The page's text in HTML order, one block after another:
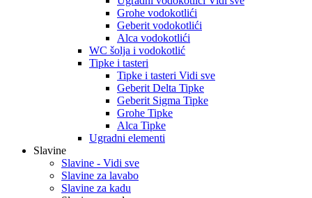
Grohe vodokotlići
Geberit vodokotlići
Alca vodokotlići
WC šolja i vodokotlić
Tipke i tasteri
Tipke i tasteri Vidi sve
Geberit Delta Tipke
Geberit Sigma Tipke
Grohe Tipke
Alca Tipke
Ugradni elementi
Slavine
Slavine - Vidi sve
Slavine za lavabo
Slavine za kadu